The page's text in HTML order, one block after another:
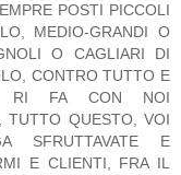
POSTI PICCOLI
MEDIO-GRANDI O
O CAGLIARI DI
CONTRO TUTTO E
RI FA CON NOI
TUTTO QUESTO, VOI
SFRUTTAVATE E
E CLIENTI, FRA IL